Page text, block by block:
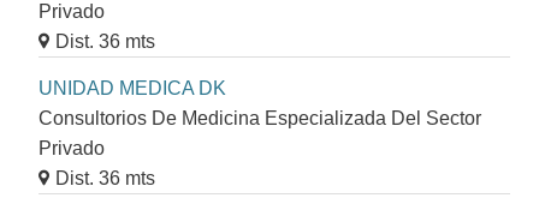
Privado
Dist. 36 mts
UNIDAD MEDICA DK
Consultorios De Medicina Especializada Del Sector
Privado
Dist. 36 mts